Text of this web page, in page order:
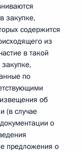
закупке,
содержится
из
в такой
по
об
(в случае
о
предложения о